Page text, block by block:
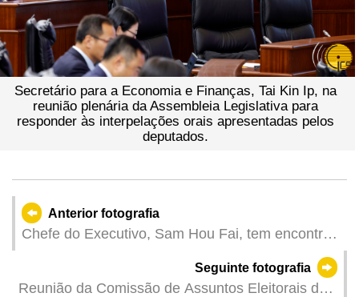
Secretário para a Economia e Finanças, Tai Kin Ip, na
reunião plenária da Assembleia Legislativa para
responder às interpelações orais apresentadas pelos
deputados.
Anterior fotografia
Chefe do Executivo, Sam Hou Fai, tem encontro
com os representantes das várias associações
Seguinte fotografia
Reunião da Comissão de Assuntos Eleitorais da